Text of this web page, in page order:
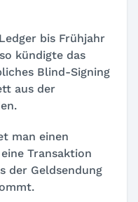
bis Frühjahr
kündigte das
Blind-Signing
aus der
man einen
Transaktion
der Geldsendung